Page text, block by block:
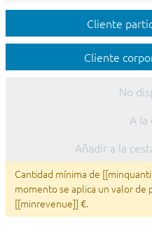
Cliente
Cliente
No
A la
Añadir a la
Cantidad mínima de
momento se aplica un valor de
[[minrevenue]] €.